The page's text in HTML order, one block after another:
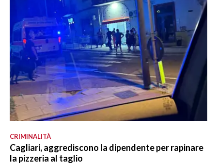
CRIMINALITÀ
Cagliari, aggrediscono la dipendente per rapinare
la pizzeria al taglio